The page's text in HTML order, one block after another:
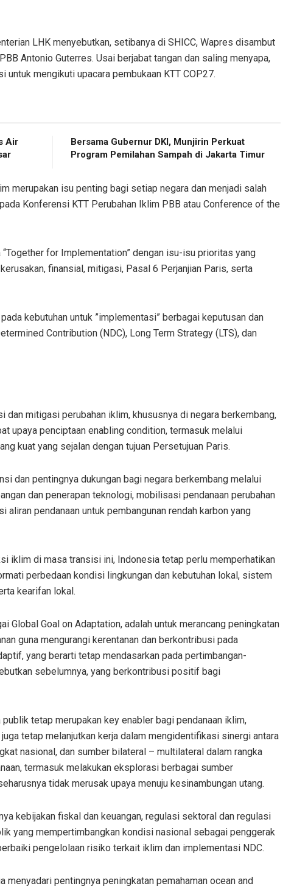
LHK menyebutkan, setibanya di SHICC, Wapres disambut
Antonio Guterres. Usai berjabat tangan dan saling menyapa,
untuk mengikuti upacara pembukaan KTT COP27.
Air
Bersama Gubernur DKI, Munjirin Perkuat
Program Pemilahan Sampah di Jakarta Timur
merupakan isu penting bagi setiap negara dan menjadi salah
Konferensi KTT Perubahan Iklim PBB atau Conference of the
for Implementation” dengan isu-isu prioritas yang
finansial, mitigasi, Pasal 6 Perjanjian Paris, serta
kebutuhan untuk ”implementasi” berbagai keputusan dan
Contribution (NDC), Long Term Strategy (LTS), dan
dan mitigasi perubahan iklim, khususnya di negara berkembang,
upaya penciptaan enabling condition, termasuk melalui
kuat yang sejalan dengan tujuan Persetujuan Paris.
dan pentingnya dukungan bagi negara berkembang melalui
dan penerapan teknologi, mobilisasi pendanaan perubahan
pendanaan untuk pembangunan rendah karbon yang
iklim di masa transisi ini, Indonesia tetap perlu memperhatikan
perbedaan kondisi lingkungan dan kebutuhan lokal, sistem
kearifan lokal.
Global Goal on Adaptation, adalah untuk merancang peningkatan
guna mengurangi kerentanan dan berkontribusi pada
yang berarti tetap mendasarkan pada pertimbangan-
sebelumnya, yang berkontribusi positif bagi
tetap merupakan key enabler bagi pendanaan iklim,
tetap melanjutkan kerja dalam mengidentifikasi sinergi antara
nasional, dan sumber bilateral – multilateral dalam rangka
termasuk melakukan eksplorasi berbagai sumber
tidak merusak upaya menuju kesinambungan utang.
kebijakan fiskal dan keuangan, regulasi sektoral dan regulasi
yang mempertimbangkan kondisi nasional sebagai penggerak
pengelolaan risiko terkait iklim dan implementasi NDC.
menyadari pentingnya peningkatan pemahaman ocean and